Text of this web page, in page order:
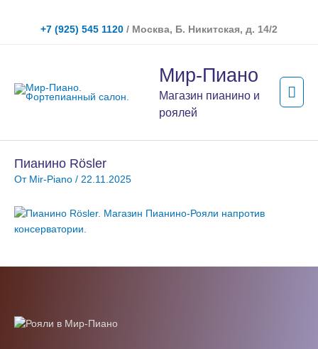
содержимому
+7 (925) 545 1120 / Москва, Б. Никитская, д. 14/2
Мир-Пиано
Магазин пианино и
роялей
Пианино Rösler
От Mir-Piano / 22.11.2025